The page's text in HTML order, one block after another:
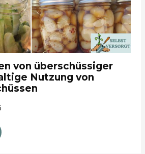
von überschüssiger
Nutzung von